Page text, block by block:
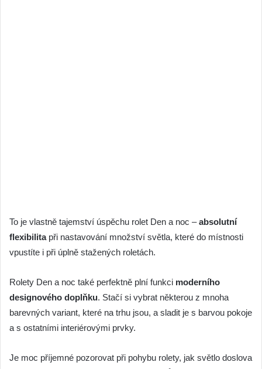
To je vlastně tajemství úspěchu rolet Den a noc –absolutní
flexibilitapři nastavování množství světla, které do místnosti
vpustíte i při úplně stažených roletách.
Rolety Den a noc také perfektně plní funkci moderního
designového doplňku. Stačí si vybrat některou z mnoha
barevných variant, které na trhu jsou, a sladit je s barvou pokoje
a s ostatními interiérovými prvky.
Je moc příjemné pozorovat při pohybu rolety, jak světlo doslova